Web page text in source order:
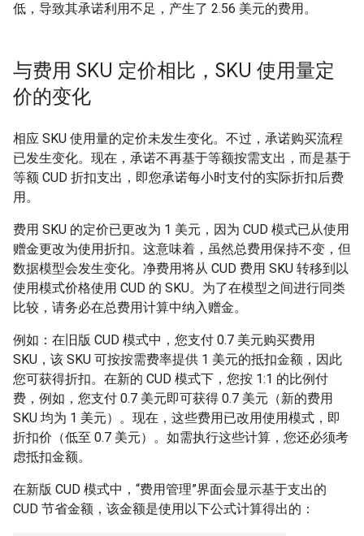
低，导致其承诺利用不足，产生了 2.56 美元的费用。
与费用 SKU 定价相比，SKU 使用量定
价的变化
相应 SKU 使用量的定价未发生变化。不过，承诺购买流程
已发生变化。现在，承诺不再基于等额按需支出，而是基于
等额 CUD 折扣支出，即您承诺每小时支付的实际折扣后费
用。
费用 SKU 的定价已更改为 1 美元，因为 CUD 模式已从使用
赠金更改为使用折扣。这意味着，虽然总费用保持不变，但
数据模型会发生变化。净费用将从 CUD 费用 SKU 转移到以
使用模式价格使用 CUD 的 SKU。为了在模型之间进行同类
比较，请务必在总费用计算中纳入赠金。
例如：在旧版 CUD 模式中，您支付 0.7 美元购买费用
SKU，该 SKU 可按按需费率提供 1 美元的抵扣金额，因此
您可获得折扣。在新的 CUD 模式下，您按 1:1 的比例付
费，例如，您支付 0.7 美元即可获得 0.7 美元（新的费用
SKU 均为 1 美元）。现在，这些费用已改用使用模式，即
折扣价（低至 0.7 美元）。如需执行这些计算，您还必须考
虑抵扣金额。
在新版 CUD 模式中，“费用管理”界面会显示基于支出的
CUD 节省金额，该金额是使用以下公式计算得出的：